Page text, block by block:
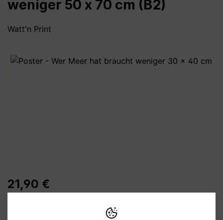
weniger 50 x 70 cm (B2)
Watt'n Print
Bildergalerie überspringen
21,90 €